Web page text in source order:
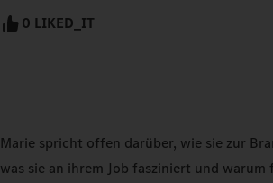
0 LIKED_IT
Marie spricht offen darüber, wie sie zur
was sie an ihrem Job fasziniert und warum